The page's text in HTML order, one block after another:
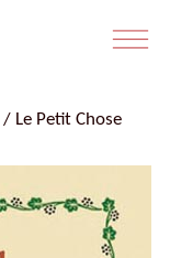
/ Le Petit Chose